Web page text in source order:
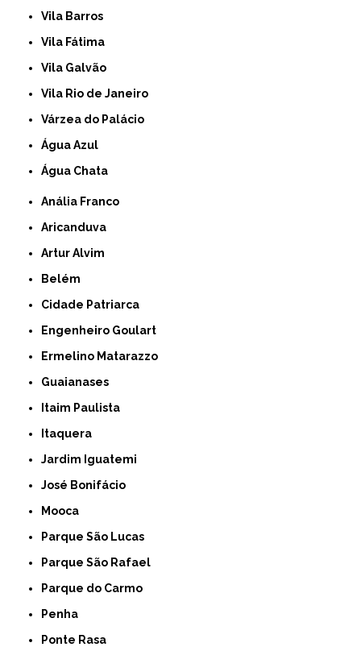
Vila Barros
Vila Fátima
Vila Galvão
Vila Rio de Janeiro
Várzea do Palácio
Água Azul
Água Chata
Anália Franco
Aricanduva
Artur Alvim
Belém
Cidade Patriarca
Engenheiro Goulart
Ermelino Matarazzo
Guaianases
Itaim Paulista
Itaquera
Jardim Iguatemi
José Bonifácio
Mooca
Parque São Lucas
Parque São Rafael
Parque do Carmo
Penha
Ponte Rasa